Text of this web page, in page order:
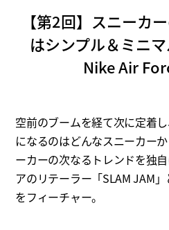
【第2回】スニーカ
はシンプル＆ミニ
Nike Air
空前のブームを経て次に定着
になるのはどんなスニーカー
ーカーの次なるトレンドを独
アのリテーラー「SLAM JAM
をフィーチャー。